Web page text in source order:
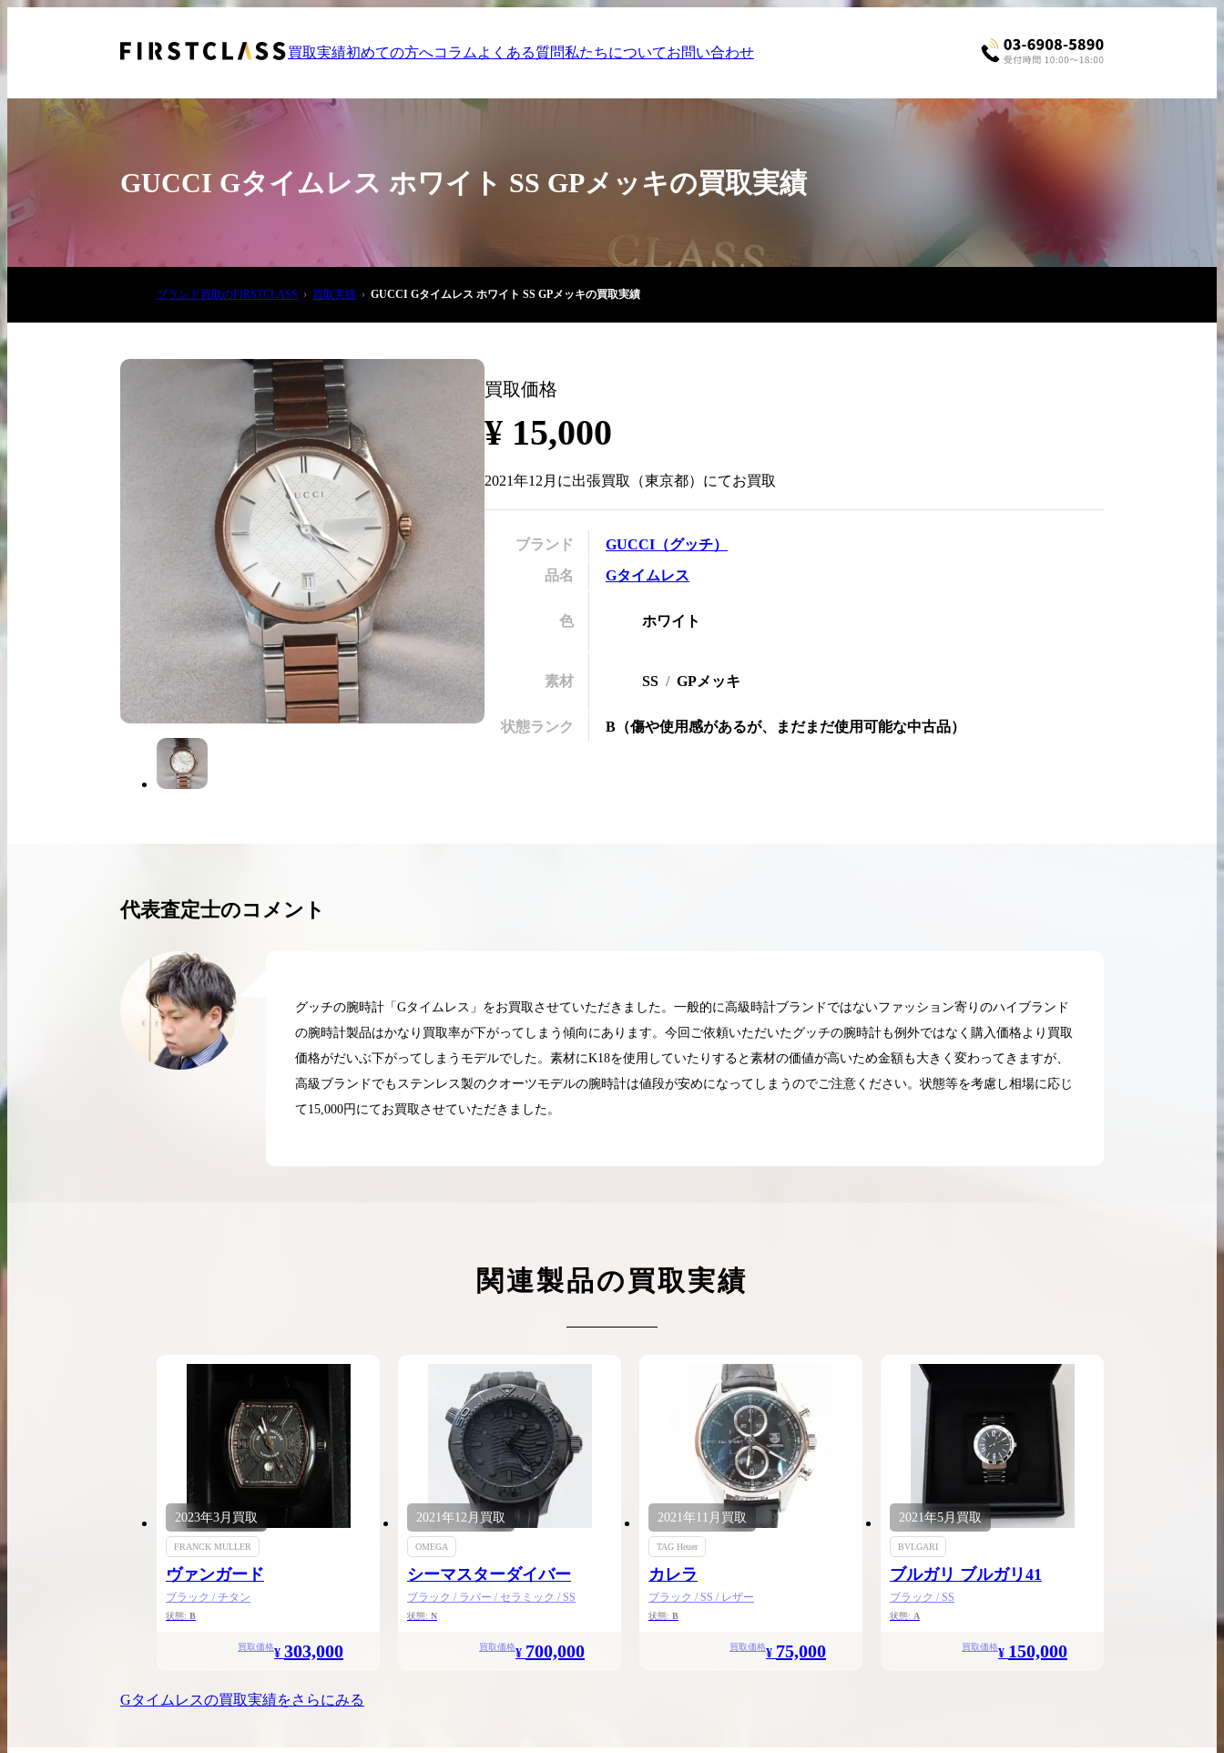
買取実績初めての方へコラム よくある質問私たちについてお問い合わせ
03-6908-5890
出張買取の
お申込み
LINE査定
ップしています
GUCCI Gタイムレス ホワイト SS GPメッキの買取実績
ブランド買取のFIRSTCLASS 買取実績 GUCCI Gタイムレス ホワイト SS GPメッキの買取実績
買取価格
¥ 15,000
2021年12月 に出張買取 （東京都）にてお買取
ブランド GUCCI （グッチ）
品名
Gタイムレス
色 ホワイト
素材 SS GPメッキ
状態ランク B （傷や使用感があるが、まだまだ使用可能な中古品）
代表査定士のコメント
グッチの腕時計「Gタイムレス」をお買取させていただきました。一般的に高級時計ブランドではないファッション寄りのハイブランド
の腕時計製品はかなり買取率が下がってしまう傾向にあります。今回ご依頼いただいたグッチの腕時計も例外ではなく購入価格より買取
価格がだいぶ下がってしまうモデルでした。素材にK18を使用していたりすると素材の価値が高いため金額も大きく変わってきますが、
高級ブランドでもステンレス製のクオーツモデルの腕時計は値段が安めになってしまうのでご注意ください。状態等を考慮し相場に応じ
て15,000円にてお買取させていただきました。
関連製品の買取実績
2023年3月 買取
FRANCK MULLER
ヴァンガード
ブラック / チタン
状態: B
買取価格¥ 303,000
2021年12月買取
OMEGA
シーマスターダイバー
ブラック / ラバー / セラミック / SS
状態: N
買取価格¥ 700,000
2021年11月 買取
TAG Heuer
カレラ
ブラック / SS / レザー
状態: B
買取価格¥ 75,000
2021年5月買取
BVLGARI
ブルガリ ブルガリ41
ブラック / SS
状態: A
買取価格¥ 150,000
Gタイムレスの買取実績をさらにみる